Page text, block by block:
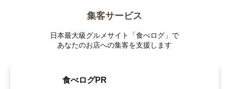
集客サービス
日本最大級グルメサイト「食べログ」で
あなたのお店への集客を支援します
食べログPR